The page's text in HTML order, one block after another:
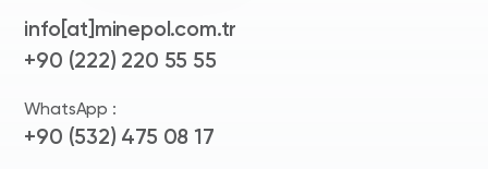
info[at]minepol.com.tr
+90 (222) 220 55 55
WhatsApp :
+90 (532) 475 08 17